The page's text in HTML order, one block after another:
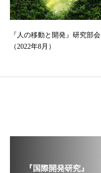
『人の移動と開発』研究部会
（2022年8月）
『国際開発研究』